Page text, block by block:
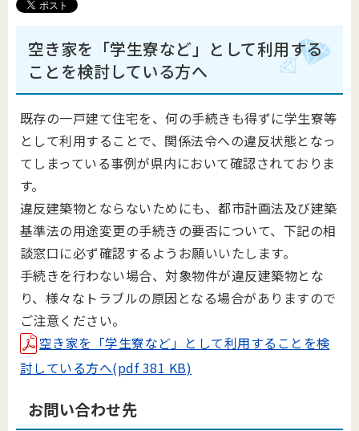
空き家を「学生寮など」として利用する
ことを検討している方へ
既存の一戸建て住宅を、何の手続きも得ずに学生寮等
として利用することで、関係法令への違反状態となっ
てしまっている事例が県内において確認されておりま
す。
違反建築物とならないためにも、都市計画法及び建築
基準法の用途変更の手続きの要否について、下記の相
談窓口に必ず確認するようお願いいたします。
手続きを行わない場合、対象物件が違反建築物とな
り、様々なトラブルの原因となる場合がありますので
ご注意ください。
空き家を「学生寮など」として利用することを検
討している方へ(pdf 381 KB)
お問い合わせ先